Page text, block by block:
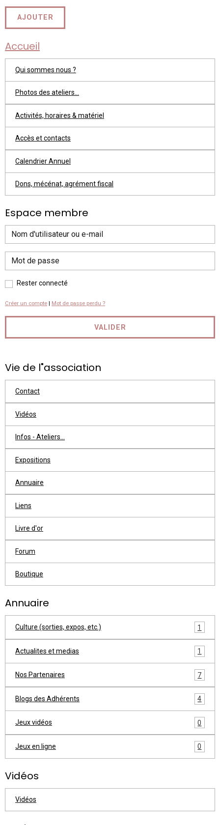
AJOUTER
Accueil
Qui sommes nous ?
Photos des ateliers...
Activités, horaires & matériel
Accès et contacts
Calendrier Annuel
Dons, mécénat, agrément fiscal
Espace membre
Rester connecté
Créer un compte Mot de passe perdu ?
VALIDER
Vie de l"association
Contact
Vidéos
Infos - Ateliers...
Expositions
Annuaire
Liens
Livre d'or
Forum
Boutique
Annuaire
Culture (sorties, expos, etc.) 1
Actualites et medias 1
Nos Partenaires 7
Blogs des Adhérents 4
Jeux vidéos 0
Jeux en ligne 0
Vidéos
Vidéos